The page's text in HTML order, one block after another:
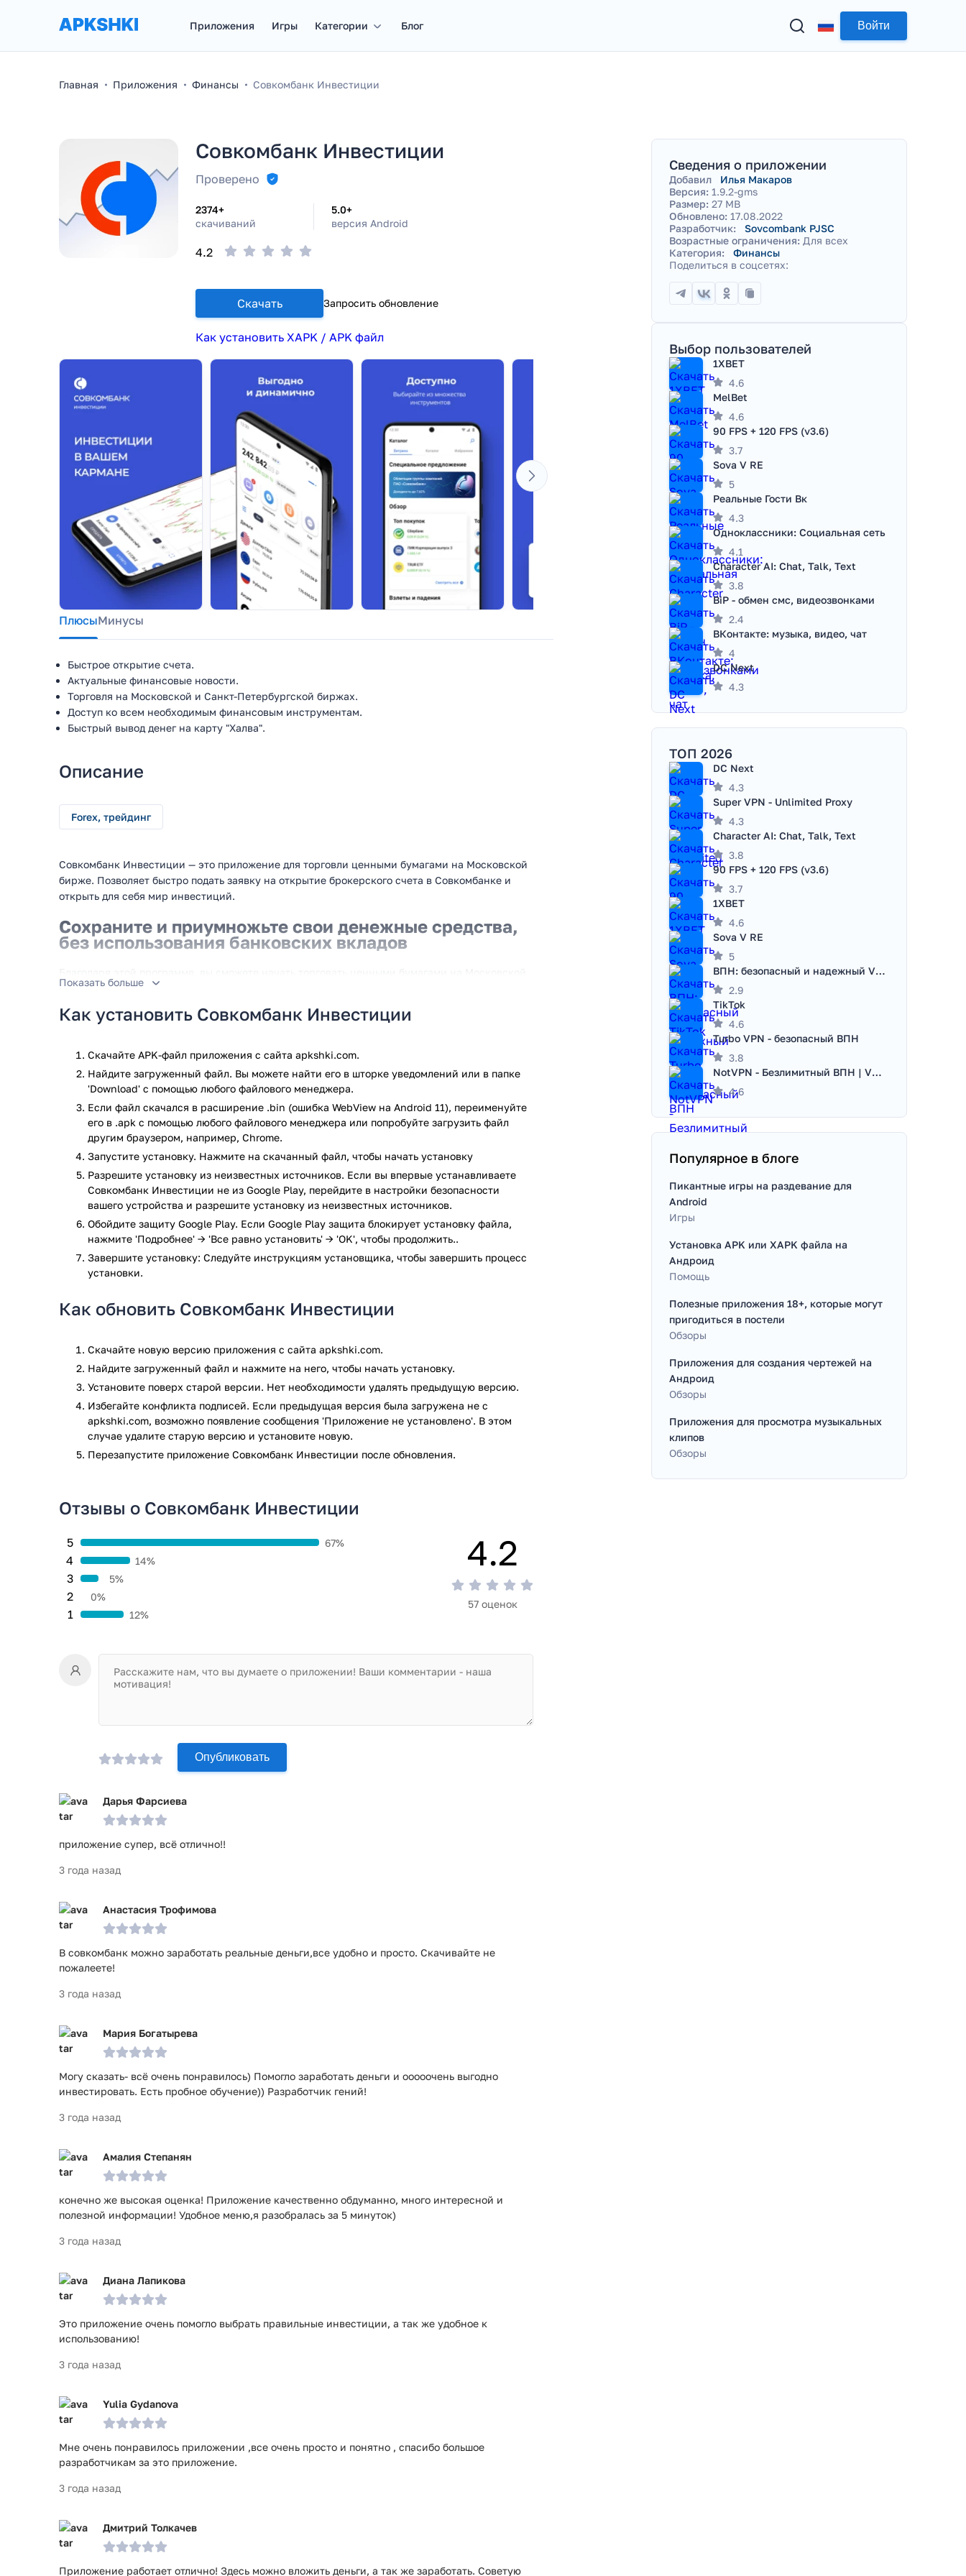
Приложения Игры Категории Блог Войти
Главная Приложения Финансы Совкомбанк Инвестиции
Совкомбанк Инвестиции
Проверено
2374+
скачиваний
5.0+
версия Android
4.2
Скачать Запросить обновление
Как установить XAPK / APK файл
ПлюсыМинусы
Быстрое открытие счета.
Актуальные финансовые новости.
Торговля на Московской и Санкт-Петербургской биржах.
Доступ ко всем необходимым финансовым инструментам.
Быстрый вывод денег на карту "Халва".
Описание
Forex, трейдинг
Совкомбанк Инвестиции — это приложение для торговли ценными бумагами на Московской
бирже. Позволяет быстро подать заявку на открытие брокерского счета в Совкомбанке и
открыть для себя мир инвестиций.
Сохраните и приумножьте свои денежные средства,
без использования банковских вкладов
бирже. Для начала, необходимо подать заявку на открытие счета. Сделать это можно, прямо
доступ к фондовому рынку, где вам будут доступны акции российских компаний, облигации,
инструментов и отслеживайте изменения котировок в реальном времени. Прибыль,
полученную при торговле ценными бумагами, можно мгновенно вывести на карту "Халва".
Главные преимущества приложения:
Доступность множества финансовых инструментов.
Торговля акциями, облигациями, индексными биржевыми фондами и валютой, в
рамках единого счета.
Мнгновенное пополнение счета и вывод денежных средств.
Подробная детализация счета с отображением всех операций, а также наличием
удобных фильтров для поиска определенных транзакций.
Наличие раздела с финансовыми новостями.
Поддержка линейных и свечных графиков.
Круглосуточная связь со службой поддержки, прямо через приложение.
Скачайте приложение Совкомбанк Инвестиции для Android и получите возможность
Приложение Совкомбанк Инвестиции прошло проверку антивирусом VirusTotal. В
Показать больше
Как установить Совкомбанк Инвестиции
Скачайте APK-файл приложения с сайта apkshki.com.
Найдите загруженный файл. Вы можете найти его в шторке уведомлений или в папке
'Download' с помощью любого файлового менеджера.
Если файл скачался в расширение .bin (ошибка WebView на Android 11), переименуйте
его в .apk с помощью любого файлового менеджера или попробуйте загрузить файл
другим браузером, например, Chrome.
Запустите установку. Нажмите на скачанный файл, чтобы начать установку
Разрешите установку из неизвестных источников. Если вы впервые устанавливаете
Совкомбанк Инвестиции не из Google Play, перейдите в настройки безопасности
вашего устройства и разрешите установку из неизвестных источников.
Обойдите защиту Google Play. Если Google Play защита блокирует установку файла,
нажмите 'Подробнее' → 'Все равно установить' → 'OK', чтобы продолжить..
Завершите установку: Следуйте инструкциям установщика, чтобы завершить процесс
установки.
Как обновить Совкомбанк Инвестиции
Скачайте новую версию приложения с сайта apkshki.com.
Найдите загруженный файл и нажмите на него, чтобы начать установку.
Установите поверх старой версии. Нет необходимости удалять предыдущую версию.
Избегайте конфликта подписей. Если предыдущая версия была загружена не с
apkshki.com, возможно появление сообщения 'Приложение не установлено'. В этом
случае удалите старую версию и установите новую.
Перезапустите приложениe Совкомбанк Инвестиции после обновления.
Отзывы о Совкомбанк Инвестиции
1 12%
2 0%
3 5%
4 14%
5 67% 4.2
57 оценок
Опубликовать
Дарья Фарсиева
приложение супер, всё отлично!!
3 года назад
Анастасия Трофимова
В совкомбанк можно заработать реальные деньги,все удобно и просто. Скачивайте не
пожалеете!
3 года назад
Мария Богатырева
Могу сказать- всё очень понравилось) Помогло заработать деньги и ооооочень выгодно
инвестировать. Есть пробное обучение)) Разработчик гений!
3 года назад
Амалия Степанян
конечно же высокая оценка! Приложение качественно обдуманно, много интересной и
полезной информации! Удобное меню,я разобралась за 5 минуток)
3 года назад
Диана Лапикова
Это приложение очень помогло выбрать правильные инвестиции, а так же удобное к
использованию!
3 года назад
Yulia Gydanova
Мне очень понравилось приложении ,все очень просто и понятно , спасибо большое
разработчикам за это приложение.
3 года назад
Дмитрий Толкачев
Приложение работает отлично! Здесь можно вложить деньги, а так же заработать. Советую
Сведения о приложении
Добавил
Илья Макаров
Версия: 1.9.2-gms
Размер: 27 MB
Обновлено: 17.08.2022
Разработчик:
Sovcombank PJSC
Возрастные ограничения: Для всех
Категория:
Финансы
Поделиться в соцсетях:
Выбор пользователей
1XBET
4.6
MelBet
4.6
90 FPS + 120 FPS (v3.6)
3.7
Sova V RE
5
Реальные Гости Вк
4.3
Одноклассники: Социальная сеть
4.1
Character AI: Chat, Talk, Text
3.8
BiP - обмен смс, видеозвонками
2.4
ВКонтакте: музыка, видео, чат
4
DC Next
4.3
ТОП 2026
DC Next
4.3
Super VPN - Unlimited Proxy
4.3
Character AI: Chat, Talk, Text
3.8
90 FPS + 120 FPS (v3.6)
3.7
1XBET
4.6
Sova V RE
5
ВПН: безопасный и надежный VPN
2.9
TikTok
4.6
Turbo VPN - безопасный ВПН
3.8
NotVPN - Безлимитный ВПН | VPN
4.6
Популярное в блоге
Пикантные игры на раздевание для
Android
Игры
Установка APK или XAPK файла на
Андроид
Помощь
Полезные приложения 18+, которые могут
пригодиться в постели
Обзоры
Приложения для создания чертежей на
Андроид
Обзоры
Приложения для просмотра музыкальных
клипов
Обзоры